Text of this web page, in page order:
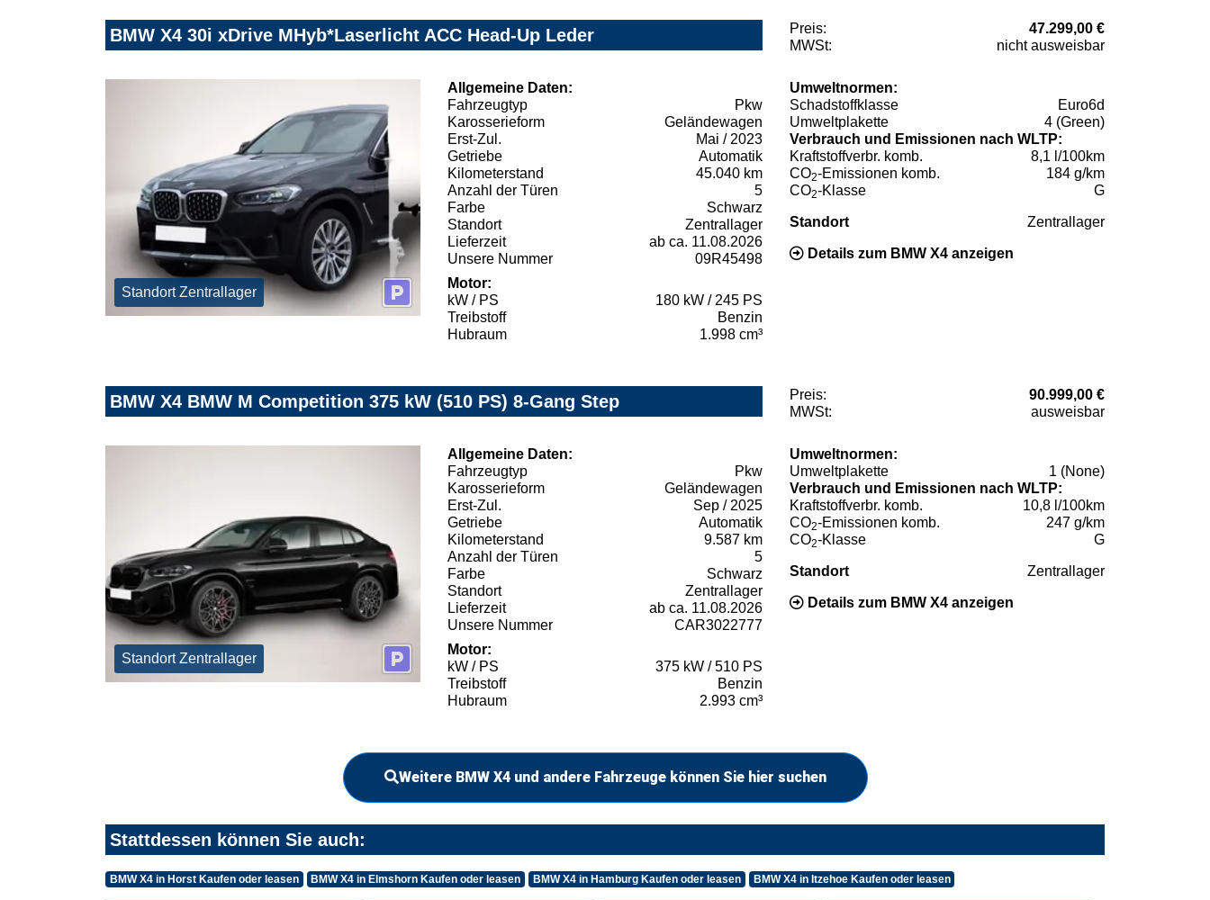
BMW X4 30i xDrive MHyb*Laserlicht ACC Head-Up Leder Preis:
47.299,00 €
MWSt:
nicht ausweisbar
Standort Zentrallager
Allgemeine Daten:
Fahrzeugtyp
Pkw
Karosserieform
Geländewagen
Erst-Zul.
Mai / 2023
Getriebe
Automatik
Kilometerstand
45.040 km
Anzahl der Türen
5
Farbe
Schwarz
Standort
Zentrallager
Lieferzeit
ab ca. 11.08.2026
Unsere Nummer
09R45498
Motor:
kW / PS
180 kW / 245 PS
Treibstoff
Benzin
Hubraum
1.998 cm³
Umweltnormen:
Schadstoffklasse
Euro6d
Umweltplakette
4 (Green)
Verbrauch und Emissionen nach WLTP:
Kraftstoffverbr. komb.
8,1 l/100km
CO2-Emissionen komb.
184 g/km
CO2-Klasse G
Standort Zentrallager
Details zum BMW X4 anzeigen
BMW X4 BMW M Competition 375 kW (510 PS) 8-Gang Step Preis:
90.999,00 €
MWSt:
ausweisbar
Standort Zentrallager
Allgemeine Daten:
Fahrzeugtyp
Pkw
Karosserieform
Geländewagen
Erst-Zul.
Sep / 2025
Getriebe
Automatik
Kilometerstand
9.587 km
Anzahl der Türen
5
Farbe
Schwarz
Standort
Zentrallager
Lieferzeit
ab ca. 11.08.2026
Unsere Nummer
CAR3022777
Motor:
kW / PS
375 kW / 510 PS
Treibstoff
Benzin
Hubraum
2.993 cm³
Umweltnormen:
Umweltplakette
1 (None)
Verbrauch und Emissionen nach WLTP:
Kraftstoffverbr. komb.
10,8 l/100km
CO2-Emissionen komb.
247 g/km
CO2-Klasse G
Standort Zentrallager
Details zum BMW X4 anzeigen
Weitere BMW X4 und andere Fahrzeuge können Sie hier suchen
Stattdessen können Sie auch:
BMW X4 in Horst Kaufen oder leasen BMW X4 in Elmshorn Kaufen oder leasen BMW X4 in Hamburg Kaufen oder leasen BMW X4 in Itzehoe Kaufen oder leasen